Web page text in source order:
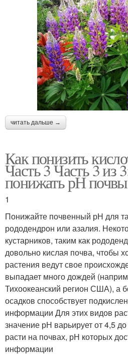
читать дальше →
Как понизить
Часть 3 Часть 3 из
понижать рН почвы
1
Понижайте почвенный рН для
рододендрон или азалия.
кустарников, таким как
довольно кислая почва, чтобы
растения ведут свое
выпадает много дождей
Тихоокеанский регион США), а
осадков способствует
информации Для этих видов
значение рН варьирует от 4,5
расти на почвах, рН которых
информации